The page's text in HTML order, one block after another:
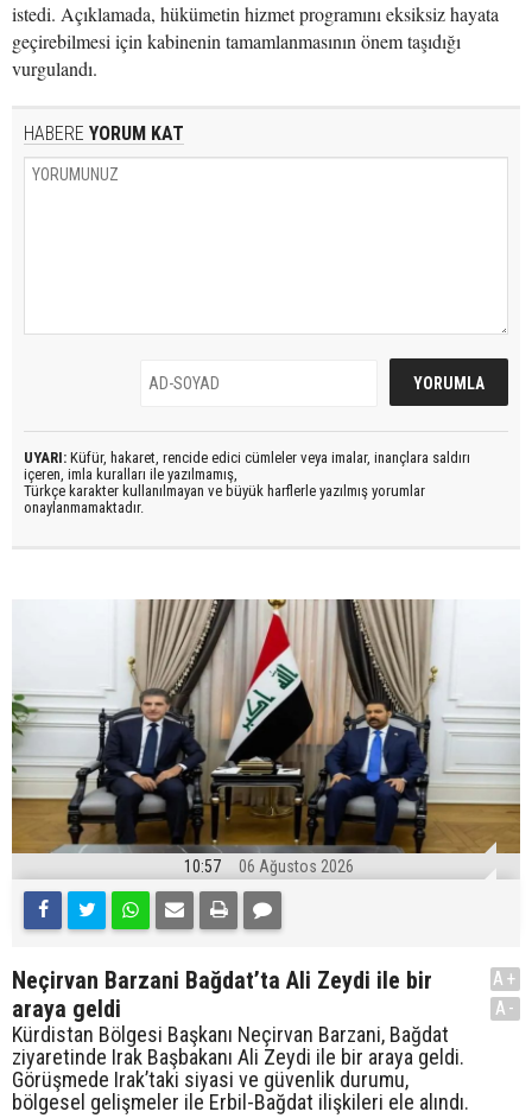
istedi. Açıklamada, hükümetin hizmet programını eksiksiz hayata
geçirebilmesi için kabinenin tamamlanmasının önem taşıdığı
vurgulandı.
HABERE YORUM KAT
UYARI: Küfür, hakaret, rencide edici cümleler veya imalar, inançlara saldırı
içeren, imla kuralları ile yazılmamış,
Türkçe karakter kullanılmayan ve büyük harflerle yazılmış yorumlar
onaylanmamaktadır.
10:57 06 Ağustos 2026
Neçirvan Barzani Bağdat’ta Ali Zeydi ile bir
araya geldi
Kürdistan Bölgesi Başkanı Neçirvan Barzani, Bağdat
ziyaretinde Irak Başbakanı Ali Zeydi ile bir araya geldi.
Görüşmede Irak’taki siyasi ve güvenlik durumu,
bölgesel gelişmeler ile Erbil-Bağdat ilişkileri ele alındı.
A+
A-